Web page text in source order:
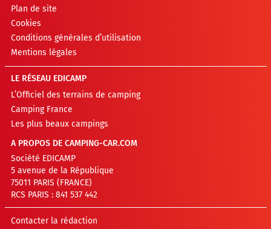
Plan de site
Cookies
Conditions générales d’utilisation
Mentions légales
LE RÉSEAU EDICAMP
L’Officiel des terrains de camping
Camping France
Les plus beaux campings
A PROPOS DE CAMPING-CAR.COM
Société EDICAMP
5 avenue de la République
75011 PARIS (FRANCE)
RCS PARIS : 841 537 442
Contacter la rédaction